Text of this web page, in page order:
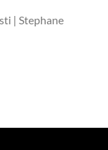
| Stephane